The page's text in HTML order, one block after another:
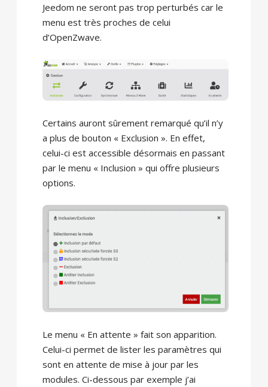
Jeedom ne seront pas trop perturbés car le
menu est très proches de celui
d’OpenZwave.
Certains auront sûrement remarqué qu’il n’y
a plus de bouton « Exclusion ». En effet,
celui-ci est accessible désormais en passant
par le menu « Inclusion » qui offre plusieurs
options.
Le menu « En attente » fait son apparition.
Celui-ci permet de lister les paramètres qui
sont en attente de mise à jour par les
modules. Ci-dessous par exemple j’ai